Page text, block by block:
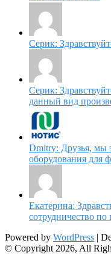
Серик:
Серик:
данный вид
Dmitry: Друзья, мы
оборудования для
Екатерина:
сотрудничество
Powered by WordPress |
© Copyright 2026, All